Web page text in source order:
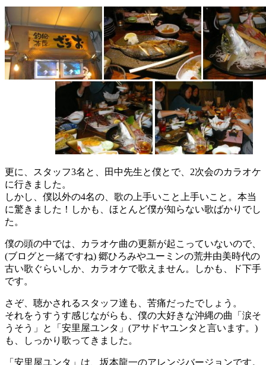
更に、スタッフ3名と、田中先生と僕とで、2次会のカラオケ
に行きました。
しかし、僕以外の4名の、歌の上手いこと上手いこと。本当
に驚きました！しかも、ほとんど僕が知らない歌ばかりでし
た。
僕の頭の中では、カラオケ曲の更新が起こっていないので、
(ブログと一緒ですね) 郷ひろみやユーミンの荒井由美時代の
古い歌ぐらいしか、カラオケで歌えません。しかも、ド下手
です。
さぞ、聴かされるスタッフ達も、苦痛だったでしょう。
それをうすうす感じながらも、僕の大好きな沖縄の曲「涙そ
うそう」と「安里屋ユンタ」(アサドヤユンタと言います。)
も、しっかり歌ってきました。
「安里屋ユンタ」は、坂本龍一のアレンジバージョンです。